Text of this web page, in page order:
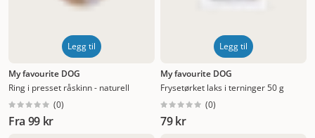
Legg til
My favourite DOG
Ring i presset råskinn - naturell
(0)
Fra 99 kr
Legg til
My favourite DOG
Frysetørket laks i terninger 50 g
(0)
79 kr